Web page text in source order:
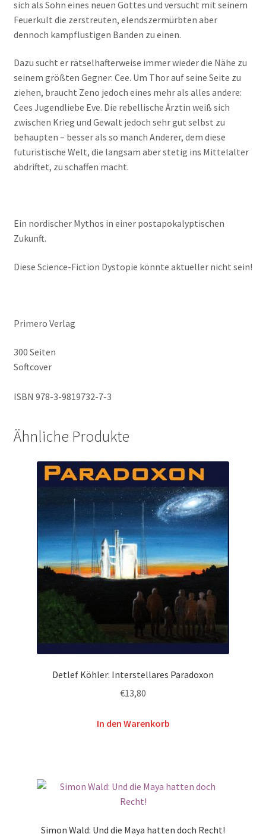
sich als Sohn eines neuen Gottes und versucht mit seinem
Feuerkult die zerstreuten, elendszermürbten aber
dennoch kampflustigen Banden zu einen.
Dazu sucht er rätselhafterweise immer wieder die Nähe zu
seinem größten Gegner: Cee. Um Thor auf seine Seite zu
ziehen, braucht Zeno jedoch eines mehr als alles andere:
Cees Jugendliebe Eve. Die rebellische Ärztin weiß sich
zwischen Krieg und Gewalt jedoch sehr gut selbst zu
behaupten – besser als so manch Anderer, dem diese
futuristische Welt, die langsam aber stetig ins Mittelalter
abdriftet, zu schaffen macht.
Ein nordischer Mythos in einer postapokalyptischen
Zukunft.
Diese Science-Fiction Dystopie könnte aktueller nicht sein!
Primero Verlag
300 Seiten
Softcover
ISBN 978-3-9819732-7-3
Ähnliche Produkte
Detlef Köhler: Interstellares Paradoxon
€13,80
In den Warenkorb
Simon Wald: Und die Maya hatten doch Recht!